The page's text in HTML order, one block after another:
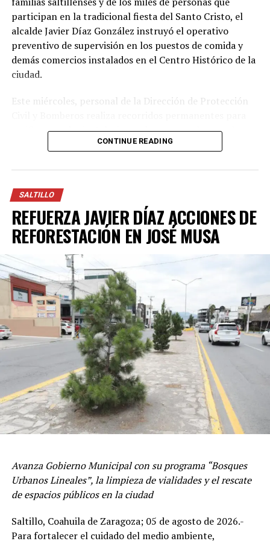
Con Información Tomada de EL HERALDO DE SALTILLO
participan en la tradicional fiesta del Santo Cristo, el
alcalde Javier Díaz González instruyó el operativo
preventivo de supervisión en los puestos de comida y
demás comercios instalados en el Centro Histórico de la
ciudad.
Este miércoles, personal de la Dirección de Protección
verificar que las instalaciones de gas cumplan con las
medidas de seguridad establecidas, a fin de reducir
con mayor afluencia de visitantes en la capital de
Coahuila.
Entre los principales puntos de revisión se encuentra
que los comerciantes utilicen cilindros de gas con
capacidad máxima de 10 kilogramos, que cuenten con
reguladores en buen estado, además de conexiones
seguras.
Asimismo, se orienta a las y los comerciantes sobre las
medidas preventivas para proteger a su personal y
clientes, con lo que se promueve la cultura de la
prevención civil.
ADVERTISEMENT
La Dirección de Protección Civil y Bomberos informó
CONTINUE READING
SALTILLO
REFUERZA JAVIER DÍAZ ACCIONES DE
REFORESTACIÓN EN JOSÉ MUSA
Avanza Gobierno Municipal con su programa “Bosques
Urbanos Lineales”, la limpieza de vialidades y el rescate
de espacios públicos en la ciudad
Saltillo, Coahuila de Zaragoza; 05 de agosto de 2026.-
Para fortalecer el cuidado del medio ambiente,